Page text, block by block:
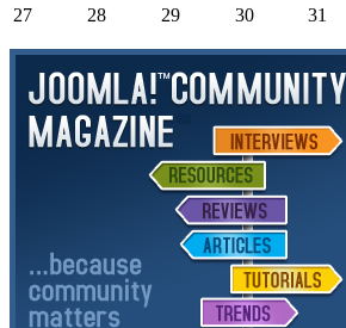
27
28 29 30 31